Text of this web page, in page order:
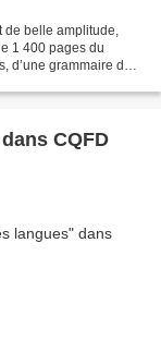
belle amplitude,
1 400 pages du
grammaire du
CQFD